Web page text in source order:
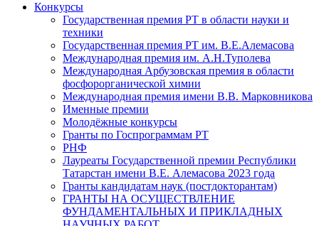
Конкурсы
Государственная премия РТ в области науки и
техники
Государственная премия РТ им. В.Е.Алемасова
Международная премия им. А.Н.Туполева
Международная Арбузовская премия в области
фосфорорганической химии
Международная премия имени В.В. Марковникова
Именные премии
Молодёжные конкурсы
Гранты по Госпрограммам РТ
РНФ
Лауреаты Государственной премии Республики
Татарстан имени В.Е. Алемасова 2023 года
Гранты кандидатам наук (постдокторантам)
ГРАНТЫ НА ОСУЩЕСТВЛЕНИЕ
ФУНДАМЕНТАЛЬНЫХ И ПРИКЛАДНЫХ